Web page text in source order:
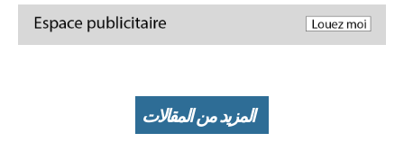
المزيد من المقالات